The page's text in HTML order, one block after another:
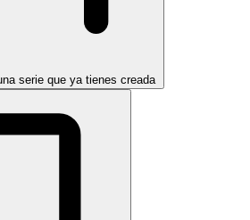
serie que ya tienes creada